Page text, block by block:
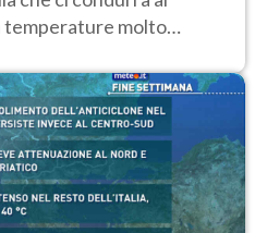
temperature molto